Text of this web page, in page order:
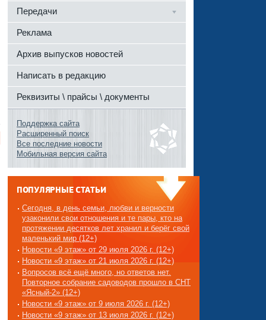
Передачи
Реклама
Архив выпусков новостей
Написать в редакцию
Реквизиты \ прайсы \ документы
Поддержка сайта
Расширенный поиск
Все последние новости
Мобильная версия сайта
ПОПУЛЯРНЫЕ СТАТЬИ
Сегодня, в день семьи, любви и верности
узаконили свои отношения и те пары, кто на
протяжении десятков лет хранил и берёг свой
маленький мир (12+)
Новости «9 этаж» от 29 июля 2026 г. (12+)
Новости «9 этаж» от 21 июля 2026 г. (12+)
Вопросов всё ещё много, но ответов нет.
Повторное собрание садоводов прошло в СНТ
«Ясный-2» (12+)
Новости «9 этаж» от 9 июля 2026 г. (12+)
Новости «9 этаж» от 13 июля 2026 г. (12+)